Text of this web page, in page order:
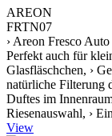
AREON
FRTN07
› Areon Fresco
Perfekt auch für
Glasfläschchen, ›
natürliche Filterung
Duftes im
Riesenauswahl, ›
View